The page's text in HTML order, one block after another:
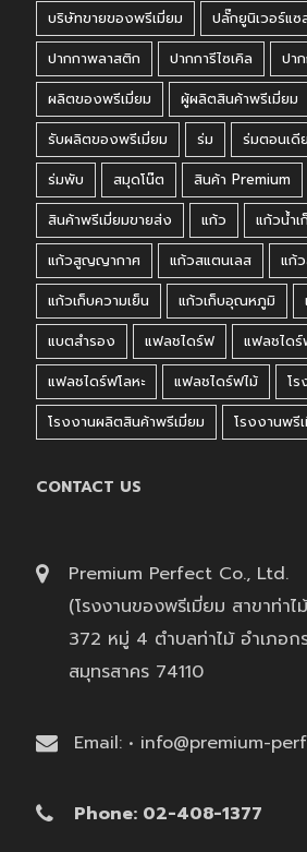
บริษัทขายของพรีเมี่ยม
ปลั๊กยูนิเวอร์แซ
ปากกาพลาสติก
ปากการีไซเคิล
ปา
ผลิตของพรีเมี่ยม
ผู้ผลิตสินค้าพรีเมี่ยม
รับผลิตของพรีเมี่ยม
ร่ม
ร่มตอนเดี
ร่มพับ
สมุดโน๊ต สินค้า Premium
สินค้าพรีเมี่ยมขายส่ง
แก้ว
แก้วน้ำเ
แก้วสูญญากาศ
แก้วสแตนเลส
แก้
แก้วเก็บความเย็น
แก้วเก็บอุณหภูมิ
แบตสำรอง
แฟลชไดร์ฟ
แฟลชได
แฟลชไดร์ฟโลหะ
แฟลชไดร์ฟไม้
โ
โรงงานผลิตสินค้าพรีเมี่ยม
โรงงานพรี
CONTACT US
Premium Perfect Co., Ltd.
(โรงงานของพรีเมี่ยม สาขาท่าไ
372 หมู่ 4 ตำบลท่าไม้ อำเภอก
สมุทรสาคร 74110
Email: • info@premium-
Phone: 02-408-1377